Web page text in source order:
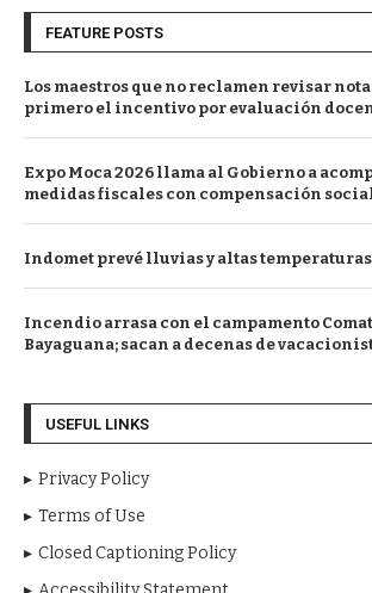
FEATURE POSTS
Los maestros que no reclamen revisar
primero el incentivo por evaluación
Expo Moca 2026 llama al Gobierno a
medidas fiscales con compensación
Indomet prevé lluvias y altas temperaturas
Incendio arrasa con el campamento
Bayaguana; sacan a decenas de
USEFUL LINKS
Privacy Policy
Terms of Use
Closed Captioning Policy